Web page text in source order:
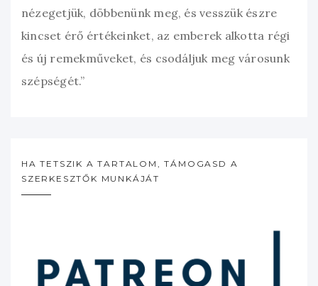
nézegetjük, döbbenünk meg, és vesszük észre
kincset érő értékeinket, az emberek alkotta régi
és új remekműveket, és csodáljuk meg városunk
szépségét.”
HA TETSZIK A TARTALOM, TÁMOGASD A
SZERKESZTŐK MUNKÁJÁT